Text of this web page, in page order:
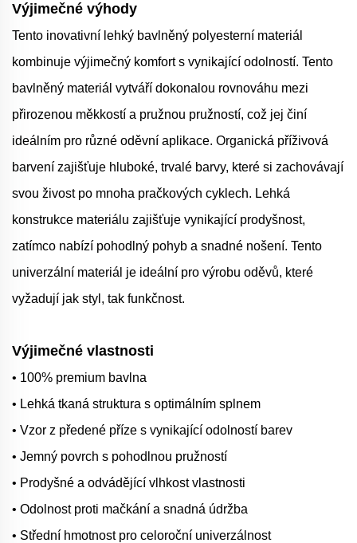
Výjimečné výhody
Tento inovativní lehký bavlněný polyesterní materiál
kombinuje výjimečný komfort s vynikající odolností. Tento
bavlněný materiál vytváří dokonalou rovnováhu mezi
přirozenou měkkostí a pružnou pružností, což jej činí
ideálním pro různé oděvní aplikace. Organická příživová
barvení zajišťuje hluboké, trvalé barvy, které si zachovávají
svou živost po mnoha pračkových cyklech. Lehká
konstrukce materiálu zajišťuje vynikající prodyšnost,
zatímco nabízí pohodlný pohyb a snadné nošení. Tento
univerzální materiál je ideální pro výrobu oděvů, které
vyžadují jak styl, tak funkčnost.
Výjimečné vlastnosti
• 100% premium bavlna
• Lehká tkaná struktura s optimálním splnem
• Vzor z předené příze s vynikající odolností barev
• Jemný povrch s pohodlnou pružností
• Prodyšné a odvádějící vlhkost vlastnosti
• Odolnost proti mačkání a snadná údržba
• Střední hmotnost pro celoroční univerzálnost